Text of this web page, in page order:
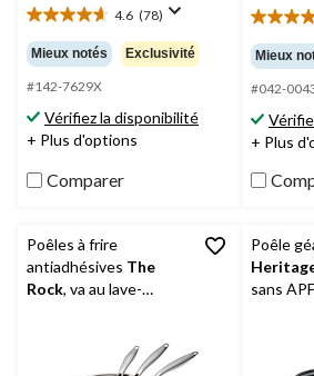
4.6 (78)
4.6
étoile(s)
sur
5.
78
évaluations
Mieux notés Exclusivité
#142-7629X
Vérifiez la disponibilité
+ Plus d'options
Comparer
4.5
étoile(s)
sur
5.
1099
Mieux
#042-
+ Plus
Poêles à frire
antiadhésives The
Rock, va au lave-
Poêle
sans